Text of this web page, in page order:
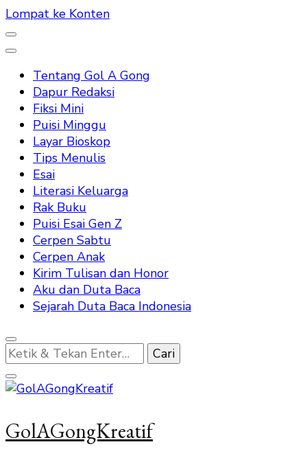
Lompat ke Konten
Tentang Gol A Gong
Dapur Redaksi
Fiksi Mini
Puisi Minggu
Layar Bioskop
Tips Menulis
Esai
Literasi Keluarga
Rak Buku
Puisi Esai Gen Z
Cerpen Sabtu
Cerpen Anak
Kirim Tulisan dan Honor
Aku dan Duta Baca
Sejarah Duta Baca Indonesia
Mencari
Sesuatu?
GolAGongKreatif